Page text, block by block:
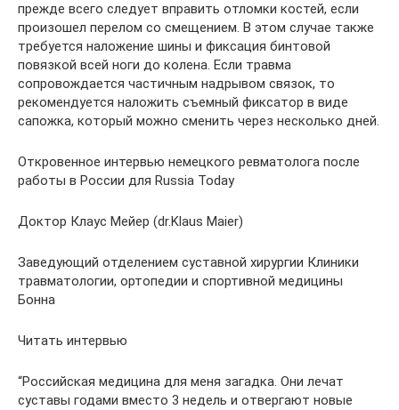
прежде всего следует вправить отломки костей, если
произошел перелом со смещением. В этом случае также
требуется наложение шины и фиксация бинтовой
повязкой всей ноги до колена. Если травма
сопровождается частичным надрывом связок, то
рекомендуется наложить съемный фиксатор в виде
сапожка, который можно сменить через несколько дней.
Откровенное интервью немецкого ревматолога после
работы в России для Russia Today
Доктор Клаус Мейер (dr.Klaus Maier)
Заведующий отделением суставной хирургии Клиники
травматологии, ортопедии и спортивной медицины
Бонна
Читать интервью
“Российская медицина для меня загадка. Они лечат
суставы годами вместо 3 недель и отвергают новые